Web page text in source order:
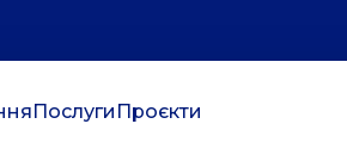
Послуги Проєкти